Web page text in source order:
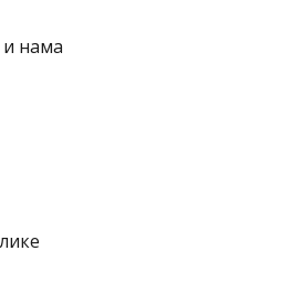
и нама